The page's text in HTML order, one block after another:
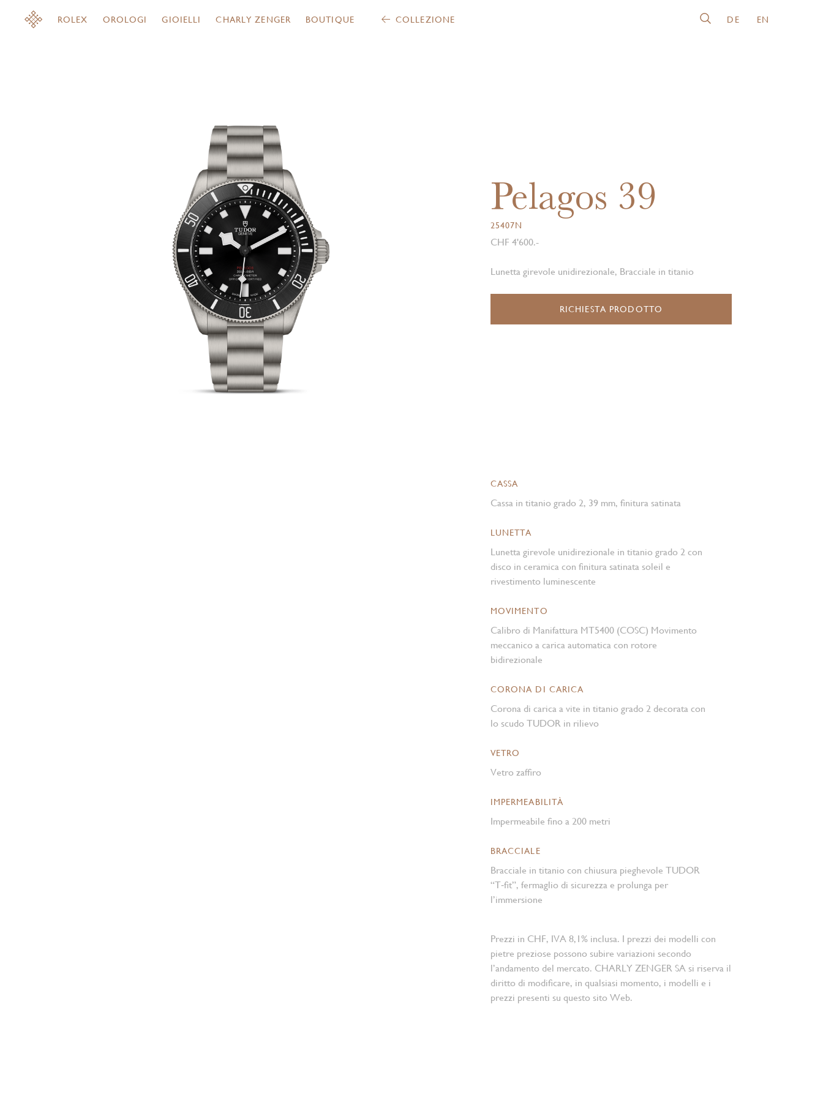
ROLEX OROLOGI GIOIELLI CHARLY ZENGER BOUTIQUE COLLEZIONE DE EN
Pelagos 39
25407N
CHF 4'600.-
Lunetta girevole unidirezionale, Bracciale in titanio
RICHIESTA PRODOTTO
CASSA
Cassa in titanio grado 2, 39 mm, finitura satinata
LUNETTA
Lunetta girevole unidirezionale in titanio grado 2 con
disco in ceramica con finitura satinata soleil e
rivestimento luminescente
MOVIMENTO
Calibro di Manifattura MT5400 (COSC) Movimento
meccanico a carica automatica con rotore
bidirezionale
CORONA DI CARICA
Corona di carica a vite in titanio grado 2 decorata con
lo scudo TUDOR in rilievo
VETRO
Vetro zaffiro
IMPERMEABILITÀ
Impermeabile fino a 200 metri
BRACCIALE
Bracciale in titanio con chiusura pieghevole TUDOR
“T‑fit”, fermaglio di sicurezza e prolunga per
l’immersione
Prezzi in CHF, IVA 8,1% inclusa. I prezzi dei modelli con
pietre preziose possono subire variazioni secondo
l’andamento del mercato. CHARLY ZENGER SA si riserva il
diritto di modificare, in qualsiasi momento, i modelli e i
prezzi presenti su questo sito Web.